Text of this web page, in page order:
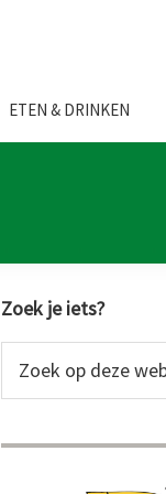
ETEN & DRINKEN
Primaire
Sidebar
Zoek je iets?
op
website